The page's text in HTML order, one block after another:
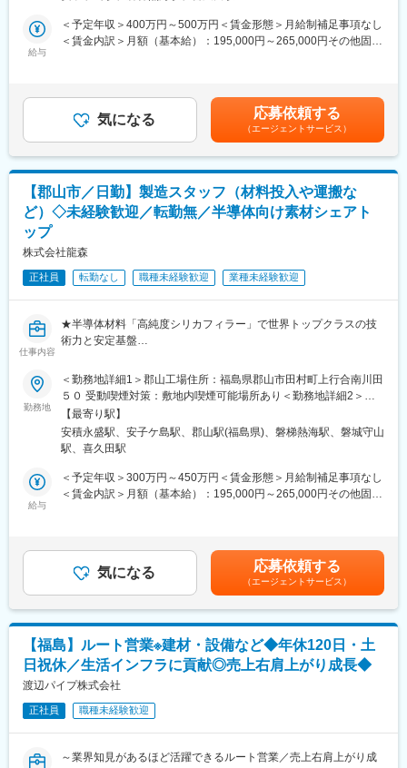
の現場研修があります。また仕事に関連する各種セミナーへの参
加も可能です。
■働き方：
転勤無し、完全週休二日制、年間休日126日、残業はほぼ無し
（昨年実績）とワークライフバランスの整う非常に働きやすい環
境です。
■製品について
（EMC）に使用される機能性材料です。半導体の耐熱性や信頼性
向上に欠かせない材料として、スマートフォン、自動車、AI・デ
ータセンター向け機器など幅広い分野で採用されています。AIや
5G、自動運転技術の進展に伴い、より高性能な製品開発ニーズが
高まっています。
ため、製造オペレーターを増員募集します。未経験の方でもイチ
から学べる教育体制を整えているため、モノづくりに興味がある
方を歓迎します。
・原料となる粉体を製造設備へ投入
・ふるい装置を使用した製品の選別作業
・ミキサー（混合装置）を使用した原料の混合作業
・製品の積み上げ・運搬作業
・設備の清掃や点検
※完成品を20kg程度の袋に小分けにし運んでいただく作業もござ
・土日祝休み、完全週休2日制（土日祝休み）
・残業時間：ほぼ無し
入可能
・シフトの組み方：部署朝礼を実施して、休日等の報告・希望を
伝える等の情報共有、それ以外は臨機応変に対応。基本急な休暇
も取得しやすいです。
製造の熟練度など応じて将来は部門のリーダー、チーフとしての
活躍を期待しています。
使用される非常に細かい粉末状の材料です。見た目は白い粉です
が、スマートフォンやパソコン、自動車、AI機器などの内部に搭
載される半導体の性能や耐久性を支える重要な役割を担っていま
■ポジションの魅力
◇世界中の電子機器を支える仕事
当社が製造する材料は、スマートフォンやパソコン、自動車、AI
関連機器などに使用される半導体の製造に欠かせません。世界中
の最先端技術を支えるモノづくりに携われます。
◇安定性・将来性抜群
半導体市場は今後も成長が見込まれており、長期的な需要が期待
されています。国内だけでなく海外にも事業を展開しているた
給与
＜予定年収＞400万円～500万円＜賃金形態＞月給制補足事項なし
＜賃金内訳＞月額（基本給）：195,000円～265,000円その他固定
月）■賞与：年2回(実績：1～1.5カ月×２回)■年収例：・450万円
（32歳、経験10年）賃金はあくまでも目安の金額であり、選考を
通じて上下する可能性があります。月給(月額)は固定手当を含めた
表記です。
気になる 応募依頼する
（エージェントサービス）
【郡山市／日勤】製造スタッフ（材料投入や運搬な
ど）◇未経験歓迎／転勤無／半導体向け素材シェアト
ップ
株式会社龍森
正社員 転勤なし 職種未経験歓迎 業種未経験歓迎
仕事内容
★半導体材料「高純度シリカフィラー」で世界トップクラスの技
術力と安定基盤
スマートフォンや自動車、AI機器などに欠かせない半導体材料を
製造する当社。世界中のメーカーから高い評価を受けており、今
後も需要拡大が見込まれています。当社では生産体制を強化する
ため、製造オペレーターを増員募集します。未経験の方でもイチ
から学べる教育体制を整えているため、モノづくりに興味がある
方を歓迎します。
■業務内容：
・原料を混ぜ合わせる工程の対応
・製品を袋や大型容器へ充填・梱包
・フォークリフトを使用した製品の運搬・倉庫への格納
います。
■働く環境：
・日勤のみ、土日祝休み、完全週休2日制（土日祝休み）
・残業時間：月平均20時間程度
入可能
勤務地
＜勤務地詳細1＞郡山工場住所：福島県郡山市田村町上行合南川田
５０ 受動喫煙対策：敷地内喫煙可能場所あり＜勤務地詳細2＞ク
レアリカ工場住所：福島県郡山市上伊豆島1-20 受動喫煙対策：敷
地内喫煙可能場所あり変更の範囲：会社の定める事業所（リモー
トワーク含む）
【最寄り駅】
安積永盛駅、安子ケ島駅、郡山駅(福島県)、磐梯熱海駅、磐城守山
駅、喜久田駅
給与
＜予定年収＞300万円～450万円＜賃金形態＞月給制補足事項なし
＜賃金内訳＞月額（基本給）：195,000円～265,000円その他固定
月）■賞与：年２回(実績：1～1.5カ月×２回)■年収例：・350万円
（27歳、経験5年）・450万円（32歳、経験10年）賃金はあくま
でも目安の金額であり、選考を通じて上下する可能性がありま
す。月給(月額)は固定手当を含めた表記です。
気になる 応募依頼する
（エージェントサービス）
【福島】ルート営業※建材・設備など◆年休120日・土
日祝休／生活インフラに貢献◎売上右肩上がり成長◆
渡辺パイプ株式会社
正社員 職種未経験歓迎
～業界知見があるほど活躍できるルート営業／売上右肩上がり成